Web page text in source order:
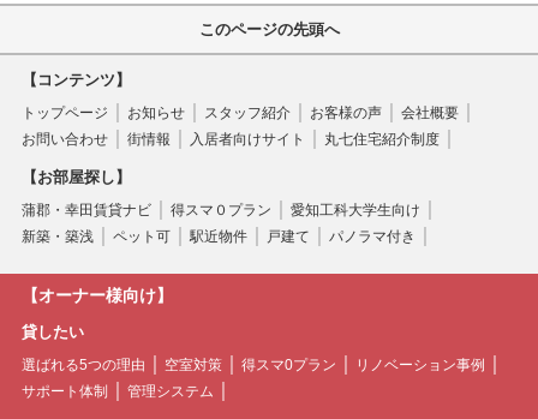
このページの先頭へ
【コンテンツ】
トップページ お知らせ スタッフ紹介 お客様の声
会社概要
お問い合わせ
街情報 入居者向けサイト 丸七住宅紹介制度
【お部屋探し】
蒲郡・幸田賃貸ナビ 得スマ０プラン
愛知工科大学生向け
新築・築浅
ペット可 駅近物件 戸建て パノラマ付き
【オーナー様向け】
貸したい
選ばれる5つの理由 空室対策 得スマ0プラン
リノベーション事例
サポート体制
管理システム